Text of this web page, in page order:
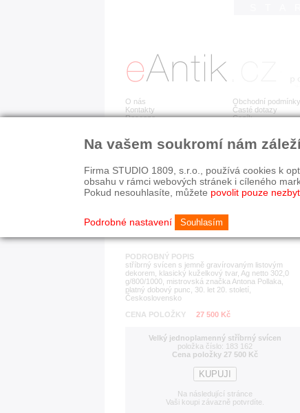
O nás
Kontakty
Recenze
Obchodní podmínky
Časté dotazy
Ceník
Detail položky č. 183 162
PODROBNÝ POPIS
stříbrný svícen s jemně gravírovaným listovým
dekorem, klasický kuželkový tvar, Ag netto 302,0
g/800/1000, mistrovská značka Antona Pollaka,
platný dobový punc, 30. let 20. století,
Československo
CENA POLOŽKY
27 500 Kč
Velký jednoplamenný stříbrný svícen
položka číslo: 183 162
Cena položky 27 500 Kč
Na následující stránce
Vaši koupi závazně potvrdíte.
Na vašem soukromí nám
Firma STUDIO 1809, s.r.o., používá cookies k
obsahu v rámci webových stránek i cíleného
Pokud nesouhlasíte, můžete povolit pouze
Podrobné nastavení Souhlasím